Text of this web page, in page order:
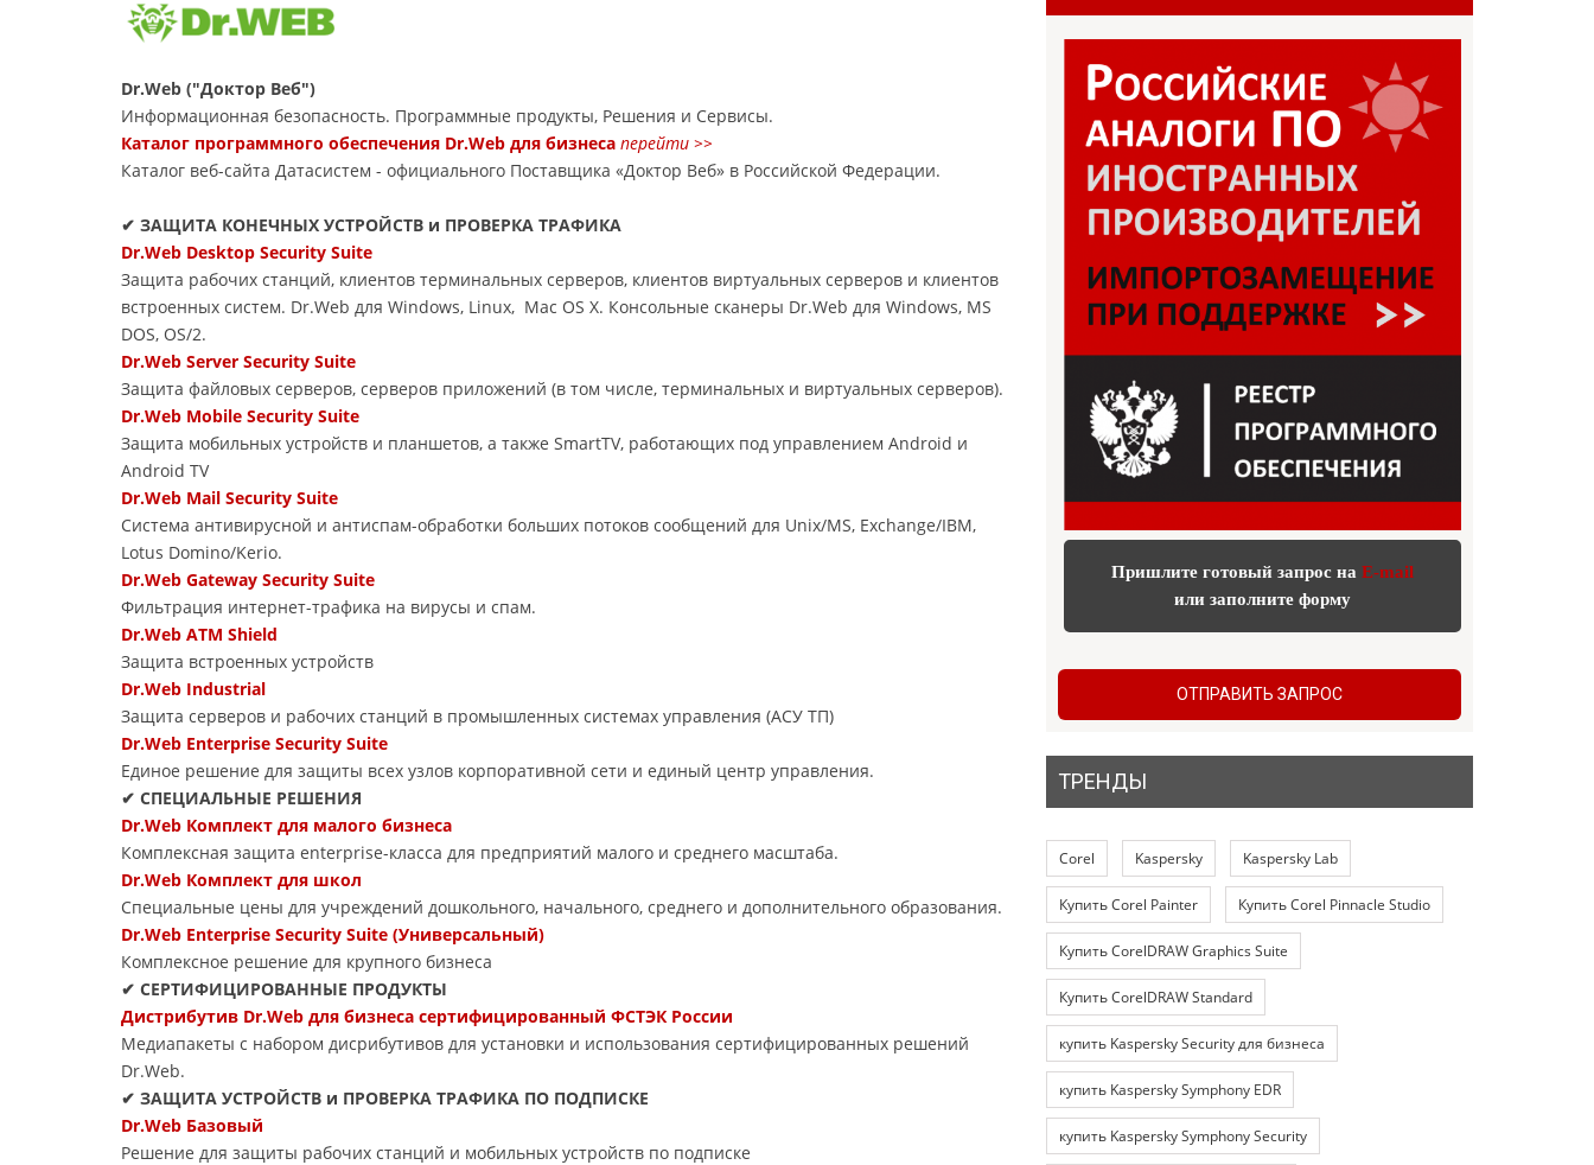
Dr.Web ("Доктор Веб")
Информационная безопасность. Программные продукты, Решения и Сервисы.
Каталог программного обеспечения Dr.Web для бизнеса перейти >>
Каталог веб-сайта Датасиcтем - официального Поставщика «Доктор Веб» в Российской Федерации.
✔ ЗАЩИТА КОНЕЧНЫХ УСТРОЙСТВ и ПРОВЕРКА ТРАФИКА
Dr.Web Desktop Security Suite
Защита рабочих станций, клиентов терминальных серверов, клиентов виртуальных серверов и клиентов
встроенных систем. Dr.Web для Windows, Linux, Mac OS X. Консольные сканеры Dr.Web для Windows, MS
DOS, OS/2.
Dr.Web Server Security Suite
Защита файловых серверов, серверов приложений (в том числе, терминальных и виртуальных серверов).
Dr.Web Mobile Security Suite
Защита мобильных устройств и планшетов, а также SmartTV, работающих под управлением Android и
Android TV
Dr.Web Mail Security Suite
Система антивирусной и антиспам-обработки больших потоков сообщений для Unix/MS, Exchange/IBM,
Lotus Domino/Kerio.
Dr.Web Gateway Security Suite
Фильтрация интернет-трафика на вирусы и спам.
Dr.Web ATM Shield
Защита встроенных устройств
Dr.Web Industrial
Защита серверов и рабочих станций в промышленных системах управления (АСУ ТП)
Dr.Web Enterprise Security Suite
Единое решение для защиты всех узлов корпоративной сети и единый центр управления.
✔ СПЕЦИАЛЬНЫЕ РЕШЕНИЯ
Dr.Web Комплект для малого бизнеса
Комплексная защита enterprise-класса для предприятий малого и среднего масштаба.
Dr.Web Комплект для школ
Специальные цены для учреждений дошкольного, начального, среднего и дополнительного образования.
Dr.Web Enterprise Security Suite (Универсальный)
Комплексное решение для крупного бизнеса
✔ СЕРТИФИЦИРОВАННЫЕ ПРОДУКТЫ
Дистрибутив Dr.Web для бизнеса сертифицированный ФСТЭК России
Медиапакеты с набором дисрибутивов для установки и использования сертифицированных решений
Dr.Web.
✔ ЗАЩИТА УСТРОЙСТВ и ПРОВЕРКА ТРАФИКА ПО ПОДПИСКЕ
Dr.Web Базовый
Решение для защиты рабочих станций и мобильных устройств по подписке
Пришлите готовый запрос на E-mail
или заполните форму
ОТПРАВИТЬ ЗАПРОС
ТРЕНДЫ
Corel Kaspersky Kaspersky Lab
Купить Corel Painter Купить Corel Pinnacle Studio
Купить CorelDRAW Graphics Suite
Купить CorelDRAW Standard
купить Kaspersky Security для бизнеса
купить Kaspersky Symphony EDR
купить Kaspersky Symphony Security